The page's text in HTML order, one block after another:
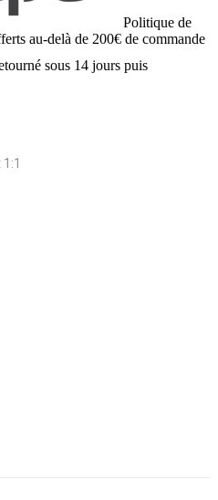
Politique de
au-delà de 200€ de commande
sous 14 jours puis